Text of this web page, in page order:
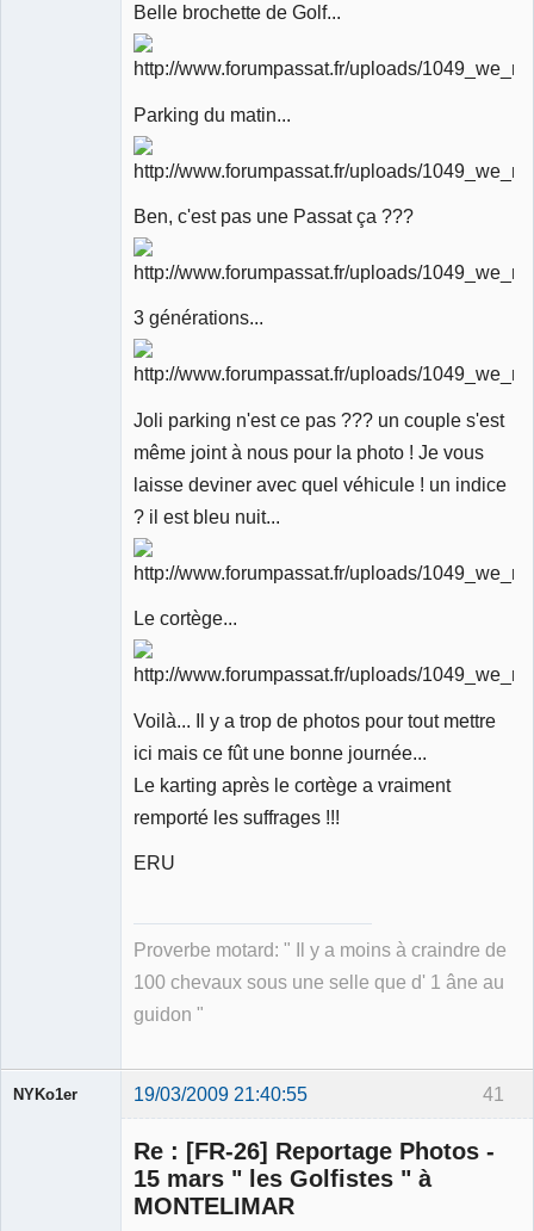
Belle brochette de Golf...
Parking du matin...
Ben, c'est pas une Passat ça ???
3 générations...
Joli parking n'est ce pas ??? un couple s'est
même joint à nous pour la photo ! Je vous
laisse deviner avec quel véhicule ! un indice
? il est bleu nuit...
Le cortège...
Voilà... Il y a trop de photos pour tout mettre
ici mais ce fût une bonne journée...
Le karting après le cortège a vraiment
remporté les suffrages !!!
ERU
Proverbe motard: " Il y a moins à craindre de
100 chevaux sous une selle que d' 1 âne au
guidon "
41
NYKo1er 19/03/2009 21:40:55
Re : [FR-26] Reportage Photos -
15 mars " les Golfistes " à
MONTELIMAR